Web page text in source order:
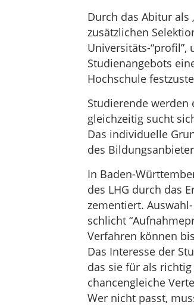
Durch das Abitur als
zusätzlichen
Universitäts-
Studienangebots
Hochschule
Studierende werden
gleichzeitig sucht
Das individuelle
des
In Baden-
des LHG durch das
zementiert.
schlicht
Verfahren können
Das Interesse der
das sie für als
chancengleiche
Wer nicht passt,